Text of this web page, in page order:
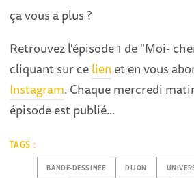
ça vous a plus ?
Retrouvez l'épisode 1 de "Moi-
cliquant sur celien et en vous
Instagram. Chaque mercredi
épisode est publié...
TAGS :
BANDE-DESSINEE DIJON